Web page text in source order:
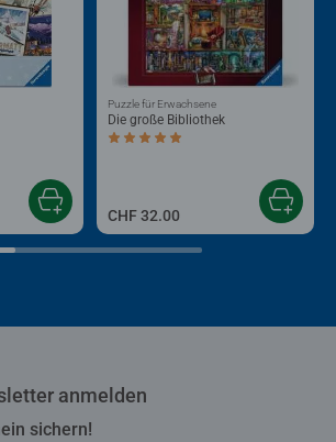
Die große Bibliothek
Durchschnittliche Bewertung 5.0 von 5
Puzzle für Erwachsene
CHF 32.00
anmelden
sichern!